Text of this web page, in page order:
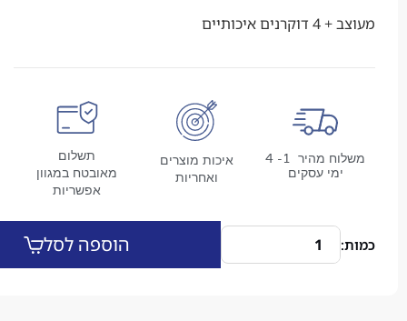
משלוח מהיר 1- 4
איכות מוצרים
תשלום
מאובטח במגוון
הוספה לסל